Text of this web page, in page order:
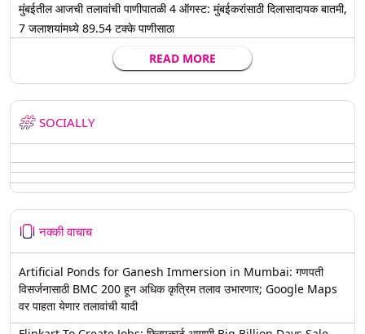
मुंबईतील आजची तलावांची पाणीपातळी 4 ऑगस्ट: मुंबईकरांसाठी दिलासादायक बातमी,
7 जलाशयांमध्ये 89.54 टक्के पाणीसाठा
READ MORE
SOCIALLY
नक्की वाचाच
Artificial Ponds for Ganesh Immersion in Mumbai: गणपती
विसर्जनासाठी BMC 200 हून अधिक कृत्रिम तलाव उभारणार; Google Maps
वर पाहता येणार तलावांची यादी